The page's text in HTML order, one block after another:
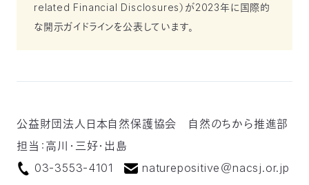
related Financial Disclosures）が2023年に国際的
な開示ガイドラインを公表しています。
公益財団法人日本自然保護協会
自然のちから推進部
担当：高川・三好・出島
03-3553-4101
naturepositive＠nacsj.or.jp